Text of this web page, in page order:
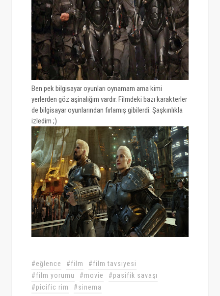
Ben pek bilgisayar oyunları oynamam ama kimi
yerlerden göz aşinalığım vardır. Filmdeki bazı karakterler
de bilgisayar oyunlarından fırlamış gibilerdi. Şaşkınlıkla
izledim ;)
#eğlence #film
#film tavsiyesi
#film yorumu
#movie
#pasifik savaşı
#picific rim
#sinema